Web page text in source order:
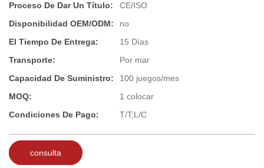
Proceso De Dar Un Título:
CE/ISO
Disponibilidad OEM/ODM:
no
El Tiempo De Entrega:
15 Días
Transporte:
Por mar
Capacidad De Suministro:
100 juegos/mes
MOQ:
1 colocar
Condiciones De Pago:
T/T;L/C
consulta